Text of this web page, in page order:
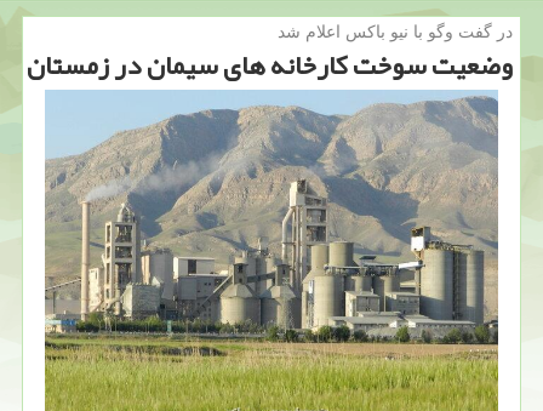
در گفت وگو با نیو باكس اعلام شد
وضعیت سوخت كارخانه های سیمان در زمستان